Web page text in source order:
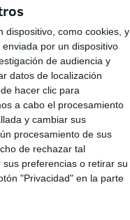
dispositivo, como cookies, y
por un dispositivo
de audiencia y
datos de localización
hacer clic para
a cabo el procesamiento
y cambiar sus
procesamiento de sus
de rechazar tal
preferencias o retirar su
"Privacidad" en la parte